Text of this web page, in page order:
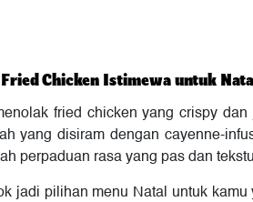
Chicken Istimewa untuk
fried chicken yang crispy
yang disiram dengan cayenne-
perpaduan rasa yang pas dan
jadi pilihan menu Natal untuk